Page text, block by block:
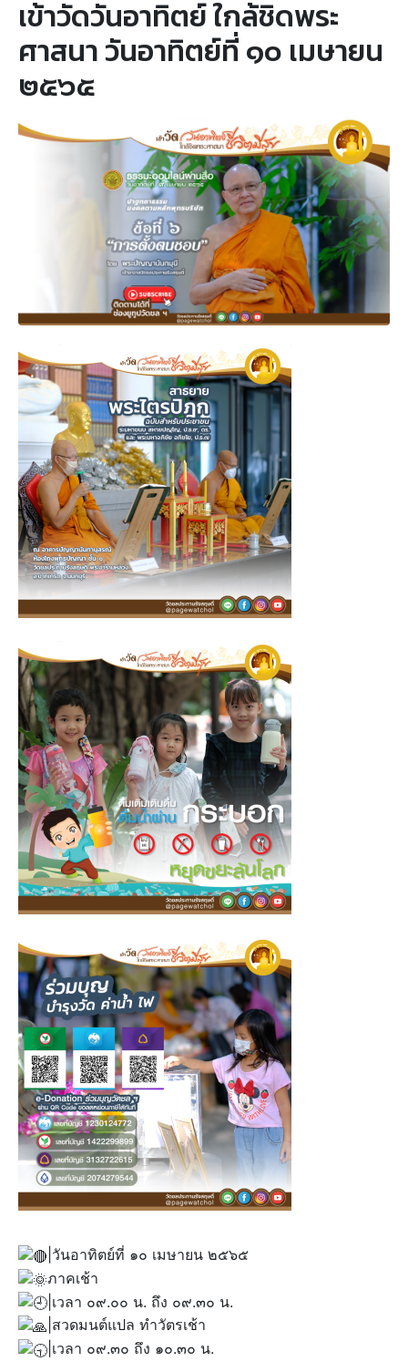
เข้าวัดวันอาทิตย์ ใกล้ชิดพระ
ศาสนา วันอาทิตย์ที่ ๑๐ เมษายน
๒๕๖๕
|วันอาทิตย์ที่ ๑๐ เมษายน ๒๕๖๕
ภาคเช้า
|เวลา ๐๙.๐๐ น. ถึง ๐๙.๓๐ น.
|สวดมนต์แปล ทำวัตรเช้า
|เวลา ๐๙.๓๐ ถึง ๑๐.๓๐ น.